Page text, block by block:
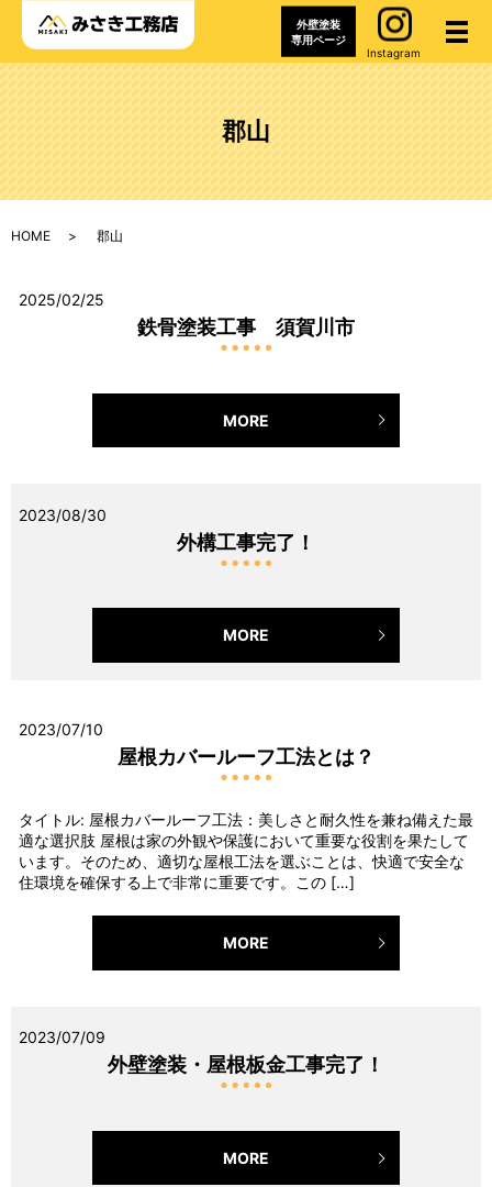
メ
外壁塗装
専用ページ
Instagram
郡山
HOME 郡山
2025/02/25
鉄骨塗装工事 須賀川市
MORE
2023/08/30
外構工事完了！
MORE
2023/07/10
屋根カバールーフ工法とは？
タイトル: 屋根カバールーフ工法：美しさと耐久性を兼ね備えた最
適な選択肢 屋根は家の外観や保護において重要な役割を果たして
います。そのため、適切な屋根工法を選ぶことは、快適で安全な
住環境を確保する上で非常に重要です。この […]
MORE
2023/07/09
外壁塗装・屋根板金工事完了！
MORE